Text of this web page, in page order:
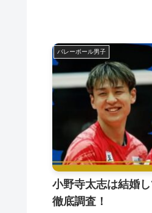
バレーボール男子
小野寺太志は結婚
徹底調査！